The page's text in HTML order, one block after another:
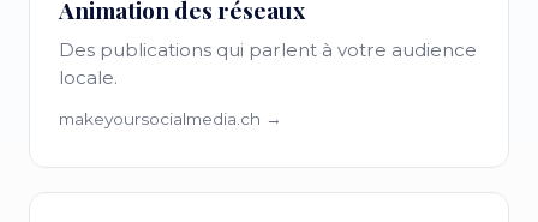
Animation des réseaux
Des publications qui parlent à votre audience
locale.
makeyoursocialmedia.ch →